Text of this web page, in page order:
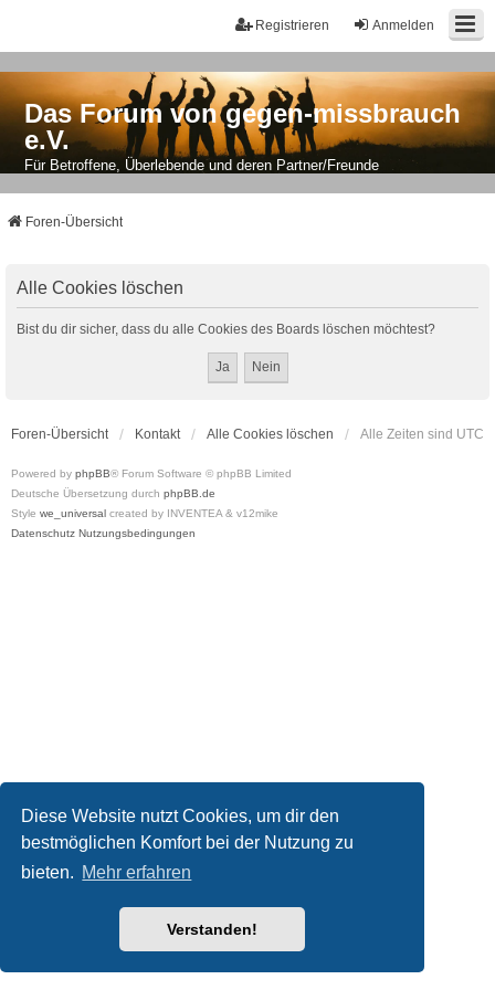
Diese Website nutzt Cookies, um dir den
bestmöglichen Komfort bei der Nutzung zu
bieten. Mehr erfahren
Verstanden!
Anmelden
Registrieren
Das Forum von gegen-missbrauch
e.V.
Für Betroffene, Überlebende und deren Partner/Freunde
Foren-Übersicht
Alle Cookies löschen
Bist du dir sicher, dass du alle Cookies des Boards löschen möchtest?
Foren-Übersicht Kontakt Alle Cookies löschen Alle Zeiten sind UTC
Powered by phpBB® Forum Software © phpBB Limited
Deutsche Übersetzung durch phpBB.de
Style we_universal created by INVENTEA & v12mike
Datenschutz Nutzungsbedingungen